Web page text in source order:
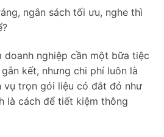
ngân sách tối ưu, nghe thì
doanh nghiệp cần một bữa tiệc
kết, nhưng chi phí luôn là
vụ trọn gói liệu có đắt đỏ như
là cách để tiết kiệm thông